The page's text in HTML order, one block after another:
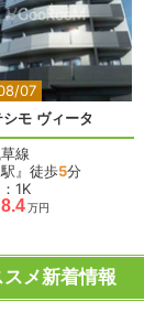
07
2
シモ ヴィータ
線
駅』徒歩5分
1K
8.4万円
スメ新着情報